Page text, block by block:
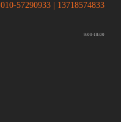
010-57290933 | 13718574833
9:00-18:00